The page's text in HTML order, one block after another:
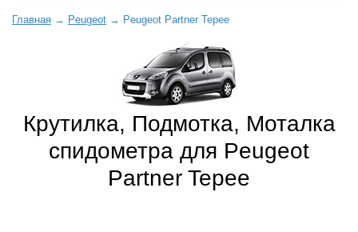
Главная → Peugeot → Peugeot Partner Tepee
Крутилка, Подмотка, Моталка
спидометра для Peugeot
Partner Tepee